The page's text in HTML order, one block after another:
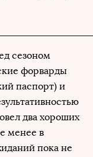
сезоном
форварды
паспорт) и
два хороших
менее в
пока не